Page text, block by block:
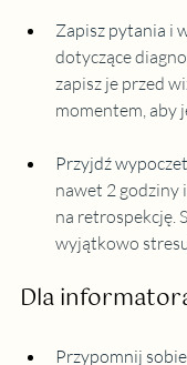
Zapisz pytania i
dotyczące
zapisz je przed
momentem, aby
Przyjdź
nawet 2 godziny
na retrospekcję.
wyjątkowo
Dla
Przypomnij